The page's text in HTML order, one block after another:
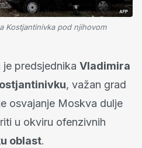
Kostjantinivka pod njihovom
predsjednika Vladimira
, važan grad
osvajanje Moskva dulje
u okviru ofenzivnih
oblast.